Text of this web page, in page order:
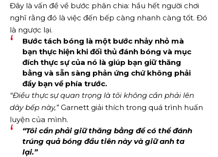
Đây là vấn đề về bước phân chia: hầu hết người chơi
nghĩ rằng đó là việc đến bếp càng nhanh càng tốt. Đó
là ngược lại.
Bước tách bóng là một bước nhảy nhỏ mà
bạn thực hiện khi đối thủ đánh bóng và mục
đích thực sự của nó là giúp bạn giữ thăng
bằng và sẵn sàng phản ứng chứ không phải
đẩy bạn về phía trước.
“Điều thực sự quan trọng là tôi không cần phải lên
dây bếp này,”Garnett giải thích trong quá trình huấn
luyện của mình.
“Tôi cần phải giữ thăng bằng để có thể đánh
trúng quả bóng đầu tiên này và giữ anh ta
lại.”